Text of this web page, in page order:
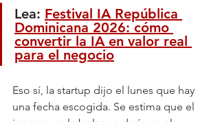
Lea: Festival IA República
Dominicana 2026: cómo
convertir la IA en valor real
para el negocio
Eso sí, la startup dijo el lunes que hay
una fecha escogida. Se estima que el